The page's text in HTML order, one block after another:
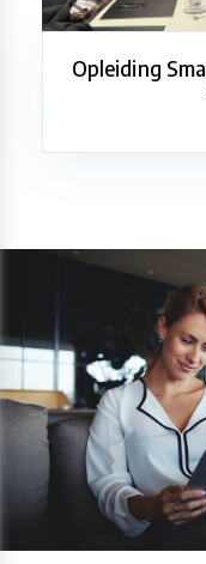
Opleiding